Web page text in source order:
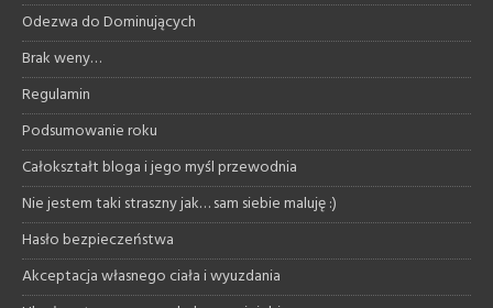
Odezwa do Dominujących
Brak weny…
Regulamin
Podsumowanie roku
Całokształt bloga i jego myśl przewodnia
Nie jestem taki straszny jak… sam siebie maluję :)
Hasło bezpieczeństwa
Akceptacja własnego ciała i wyuzdania